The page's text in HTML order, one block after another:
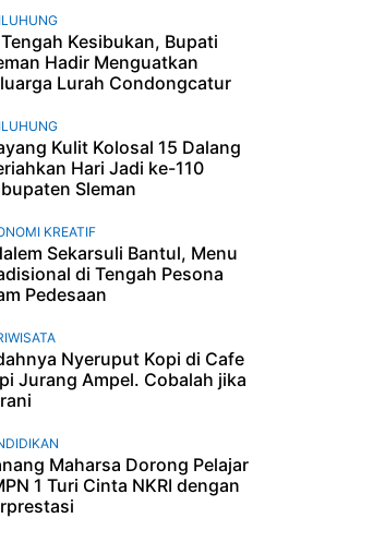
Kesibukan, Bupati
Hadir Menguatkan
Lurah Condongcatur
Kulit Kolosal 15 Dalang
Hari Jadi ke-110
Sleman
KREATIF
Sekarsuli Bantul, Menu
di Tengah Pesona
Pedesaan
Nyeruput Kopi di Cafe
Jurang Ampel. Cobalah jika
Maharsa Dorong Pelajar
1 Turi Cinta NKRI dengan